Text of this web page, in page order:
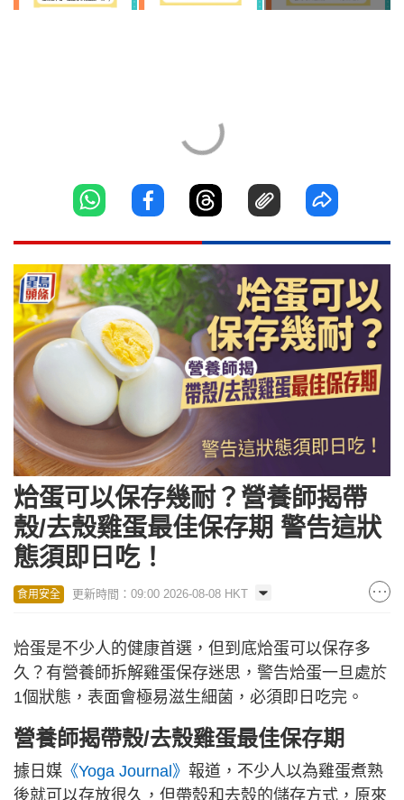
烚蛋可以保存幾耐？營養師揭帶
殼/去殼雞蛋最佳保存期 警告這狀
態須即日吃！
食用安全 更新時間：09:00 2026-08-08 HKT
烚蛋是不少人的健康首選，但到底烚蛋可以保存多
久？有營養師拆解雞蛋保存迷思，警告烚蛋一旦處於
1個狀態，表面會極易滋生細菌，必須即日吃完。
營養師揭帶殼/去殼雞蛋最佳保存期
據日媒 《Yoga Journal》 報道，不少人以為雞蛋煮熟
後就可以存放很久，但帶殼和去殼的儲存方式，原來